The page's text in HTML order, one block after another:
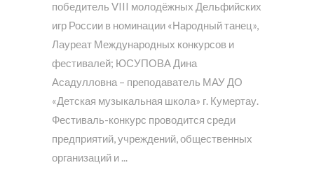
победитель VIII молодёжных Дельфийских
игр России в номинации «Народный танец»,
Лауреат Международных конкурсов и
фестивалей; ЮСУПОВА Дина
Асадулловна – преподаватель МАУ ДО
«Детская музыкальная школа» г. Кумертау.
Фестиваль-конкурс проводится среди
предприятий, учреждений, общественных
организаций и